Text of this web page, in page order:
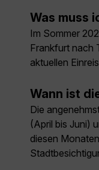
Was muss
Im Sommer
Frankfurt nach
aktuellen
Wann ist
Die
(April bis Juni)
diesen